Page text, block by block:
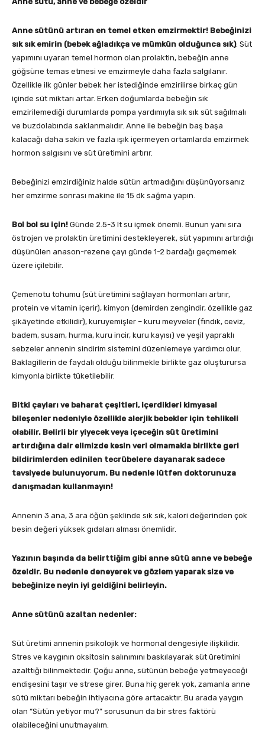
Anne sütünü artıran en temel etken emzirmektir! Bebeğinizi
sık sık emirin (bebek ağladıkça ve mümkün olduğunca sık). Süt
yapımını uyaran temel hormon olan prolaktin, bebeğin anne
göğsüne temas etmesi ve emzirmeyle daha fazla salgılanır.
Özellikle ilk günler bebek her istediğinde emzirilirse birkaç gün
içinde süt miktarı artar. Erken doğumlarda bebeğin sık
emzirilemediği durumlarda pompa yardımıyla sık sık süt sağılmalı
ve buzdolabında saklanmalıdır. Anne ile bebeğin baş başa
kalacağı daha sakin ve fazla ışık içermeyen ortamlarda emzirmek
hormon salgısını ve süt üretimini artırır.
Bebeğinizi emzirdiğiniz halde sütün artmadığını düşünüyorsanız
her emzirme sonrası makine ile 15 dk sağma yapın.
Bol bol su için! Günde 2.5-3 lt su içmek önemli. Bunun yanı sıra
östrojen ve prolaktin üretimini destekleyerek, süt yapımını artırdığı
düşünülen anason-rezene çayı günde 1-2 bardağı geçmemek
üzere içilebilir.
Çemenotu tohumu (süt üretimini sağlayan hormonları artırır,
protein ve vitamin içerir), kimyon (demirden zengindir, özellikle gaz
şikâyetinde etkilidir), kuruyemişler – kuru meyveler (fındık, ceviz,
badem, susam, hurma, kuru incir, kuru kayısı) ve yeşil yapraklı
sebzeler annenin sindirim sistemini düzenlemeye yardımcı olur.
Baklagillerin de faydalı olduğu bilinmekle birlikte gaz oluşturursa
kimyonla birlikte tüketilebilir.
Bitki çayları ve baharat çeşitleri, içerdikleri kimyasal
bileşenler nedeniyle özellikle alerjik bebekler için tehlikeli
olabilir. Belirli bir yiyecek veya içeceğin süt üretimini
artırdığına dair elimizde kesin veri olmamakla birlikte geri
bildirimlerden edinilen tecrübelere dayanarak sadece
tavsiyede bulunuyorum. Bu nedenle lütfen doktorunuza
danışmadan kullanmayın!
Annenin 3 ana, 3 ara öğün şeklinde sık sık, kalori değerinden çok
besin değeri yüksek gıdaları alması önemlidir.
Yazının başında da belirttiğim gibi anne sütü anne ve bebeğe
özeldir. Bu nedenle deneyerek ve gözlem yaparak size ve
bebeğinize neyin iyi geldiğini belirleyin.
Anne sütünü azaltan nedenler:
Süt üretimi annenin psikolojik ve hormonal dengesiyle ilişkilidir.
Stres ve kaygının oksitosin salınımını baskılayarak süt üretimini
azalttığı bilinmektedir. Çoğu anne, sütünün bebeğe yetmeyeceği
endişesini taşır ve strese girer. Buna hiç gerek yok, zamanla anne
sütü miktarı bebeğin ihtiyacına göre artacaktır. Bu arada yaygın
olan “Sütün yetiyor mu?” sorusunun da bir stres faktörü
olabileceğini unutmayalım.